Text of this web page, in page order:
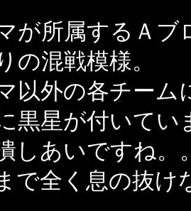
が所属するＡブ
の混戦模様。
以外の各チーム
黒星が付いてい
しあいですね。
で全く息の抜け